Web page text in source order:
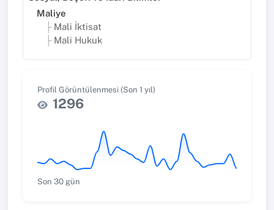
Maliye
Mali İktisat
Mali Hukuk
Profil Görüntülenmesi (Son 1 yıl)
1296
Son 30 gün